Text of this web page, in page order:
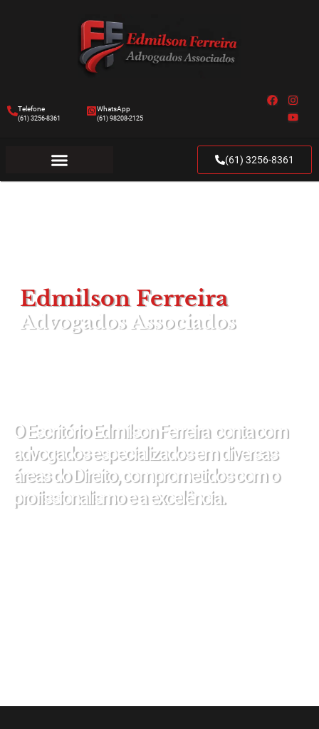
Telefone
(61) 3256-8361
WhatsApp
(61) 98208-2125
(61) 3256-8361
Edmilson Ferreira
Advogados Associados
O Escritório Edmilson Ferreira conta com
advogados especializados em diversas
áreas do Direito, comprometidos com o
profissionalismo e a excelência.